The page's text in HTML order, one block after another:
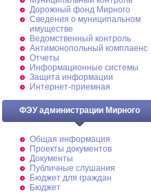
Дорожный фонд Мирного
Cведения о муниципальном
имуществе
Ведомственный контроль
Антимонопольный комплаенс
Отчеты
Информационные системы
Защита информации
Интернет-приемная
ФЭУ администрации Мирного
Общая информация
Проекты документов
Документы
Публичные слушания
Бюджет для граждан
Бюджет